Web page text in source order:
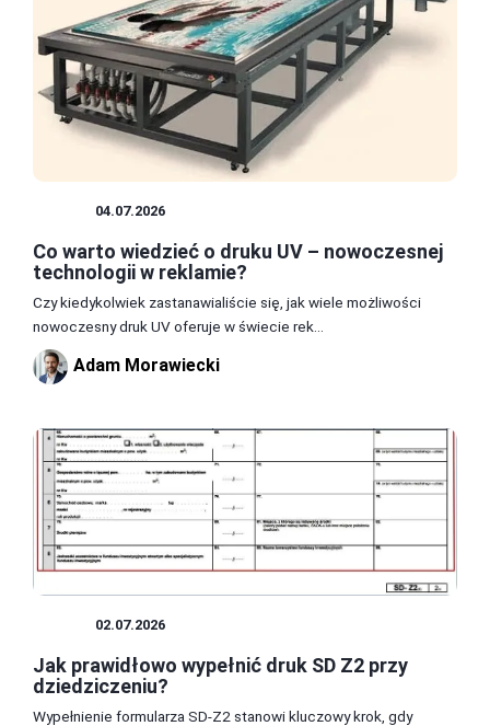
04.07.2026
Co warto wiedzieć o druku UV – nowoczesnej
technologii w reklamie?
Czy kiedykolwiek zastanawialiście się, jak wiele możliwości
nowoczesny druk UV oferuje w świecie rek...
Adam Morawiecki
02.07.2026
Jak prawidłowo wypełnić druk SD Z2 przy
dziedziczeniu?
Wypełnienie formularza SD-Z2 stanowi kluczowy krok, gdy